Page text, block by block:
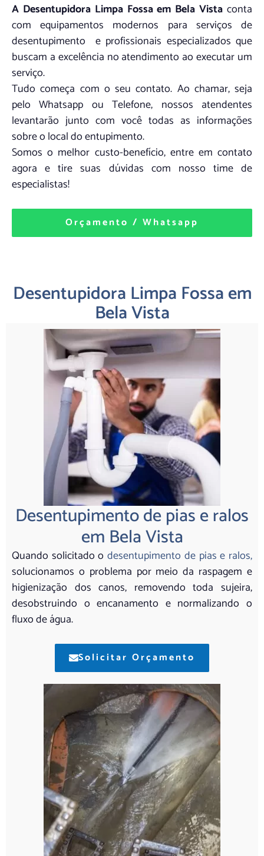
A Desentupidora Limpa Fossa em Bela Vista conta
com equipamentos modernos para serviços de
desentupimento e profissionais especializados que
buscam a excelência no atendimento ao executar um
serviço.
Tudo começa com o seu contato. Ao chamar, seja
pelo Whatsapp ou Telefone, nossos atendentes
levantarão junto com você todas as informações
sobre o local do entupimento.
Somos o melhor custo-benefício, entre em contato
agora e tire suas dúvidas com nosso time de
especialistas!
Orçamento / Whatsapp
Desentupidora Limpa Fossa em
Bela Vista
Desentupimento de pias e ralos
em Bela Vista
Quando solicitado odesentupimento de pias e ralos,
solucionamos o problema por meio da raspagem e
higienização dos canos, removendo toda sujeira,
desobstruindo o encanamento e normalizando o
fluxo de água.
Solicitar Orçamento